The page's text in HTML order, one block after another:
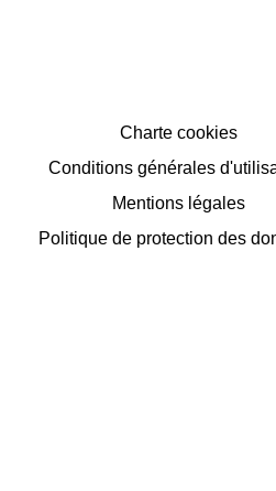
Charte cookies
Conditions générales
Mentions légales
Politique de protection des